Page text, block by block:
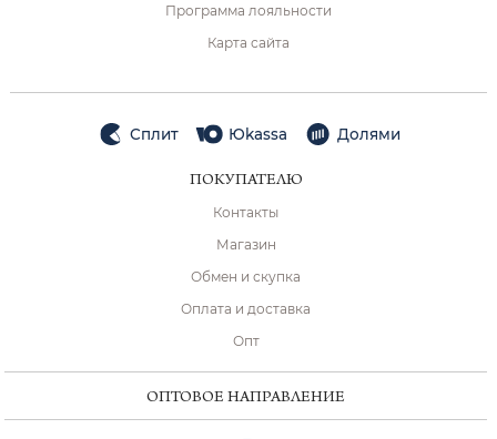
Программа лояльности
Карта сайта
Сплит Юkassa Долями
ПОКУПАТЕЛЮ
Контакты
Магазин
Обмен и скупка
Оплата и доставка
Опт
ОПТОВОЕ НАПРАВЛЕНИЕ